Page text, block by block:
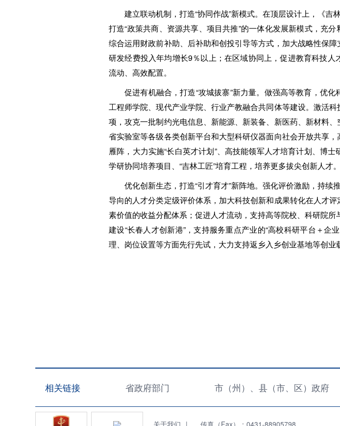
建立联动机制，打造“协同作战”新模式。在顶层设计上，《吉
打造“政策共商、资源共享、项目共推”的一体化发展新模式，充
综合运用财政前补助、后补助和创投引导等方式，加大战略性保
研发经费投入年均增长9％以上；在区域协同上，促进教育科技
流动、高效配置。
促进有机融合，打造“攻城拔寨”新力量。做强高等教育，优
工程师学院、现代产业学院、行业产教融合共同体等建设。激活
项，攻克一批制约光电信息、新能源、新装备、新医药、新材料
省实验室等各级各类创新平台和大型科研仪器面向社会开放共享
雁阵，大力实施“长白英才计划”、高技能领军人才培育计划、博
学研协同培养项目、“吉林工匠”培育工程，培养更多拔尖创新人才。
优化创新生态，打造“引才育才”新阵地。强化评价激励，持续
导向的人才分类定级评价体系，加大科技创新和成果转化在人才
素价值的收益分配体系；促进人才流动，支持高等院校、科研院所
建设“长春人才创新港”，支持服务重点产业的“高校科研平台＋
理、岗位设置等方面先行先试，大力支持返乡入乡创业基地等创业
相关链接 省政府部门 市（州）、县（市、区）政府
关于我们 | 传真（Fax）：0431-88905798